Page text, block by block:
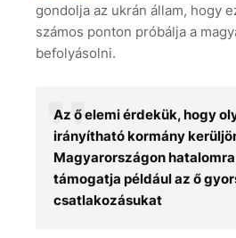
gondolja az ukrán állam, hogy
számos ponton próbálja a
befolyásolni.
Az ő elemi érdekük, hogy
irányítható kormány
Magyarországon
támogatja például az ő
csatlakozásukat